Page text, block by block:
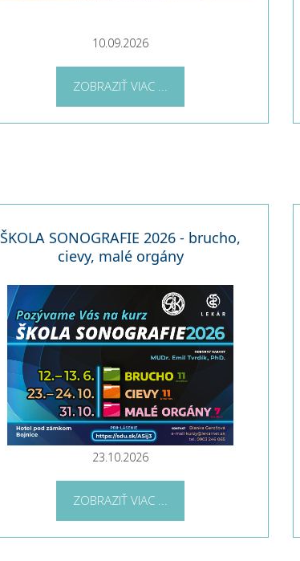
10.09.2026
ZOBRAZIŤ VIAC ...
ŠKOLA SONOGRAFIE 2026 - brucho,
cievy, malé orgány
23.10.2026
ZOBRAZIŤ VIAC ...